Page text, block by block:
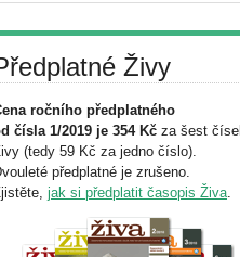
Živy
ročního předplatného
čísla 1/2019 je 354 Kč za šest čísel
(tedy 59 Kč za jedno číslo).
předplatné je zrušeno.
jak si předplatit časopis Živa.